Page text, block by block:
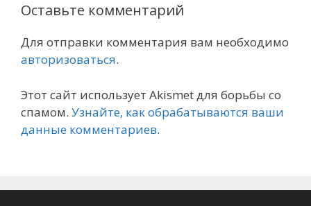
Оставьте комментарий
Для отправки комментария вам необходимо
авторизоваться.
Этот сайт использует Akismet для борьбы со
спамом. Узнайте, как обрабатываются ваши
данные комментариев.